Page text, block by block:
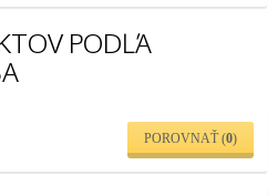
PODĽA
POROVNAŤ (0)